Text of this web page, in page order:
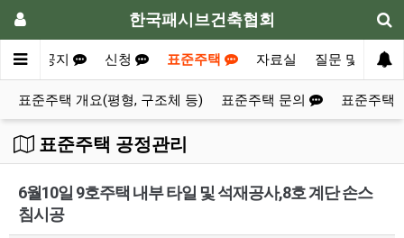
한국패시브건축협회
내 공지 신청 표준주택 자료실 질문 및 의견
표준주택 개요(평형, 구조체 등) 표준주택 문의 표준주택
표준주택 공정관리
6월10일 9호주택 내부 타일 및 석재공사,8호 계단 손스
침시공